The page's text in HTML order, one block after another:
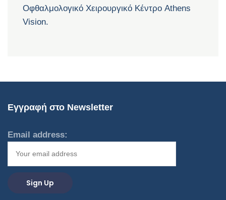
Οφθαλμολογικό Χειρουργικό Κέντρο Athens
Vision.
Εγγραφή στο Newsletter
Email address: